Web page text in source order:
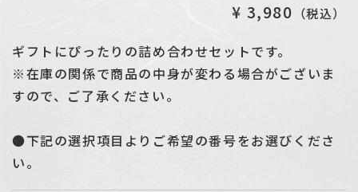
¥ 3,980 （税込）
ギフトにぴったりの詰め合わせセットです。
※在庫の関係で商品の中身が変わる場合がございま
すので、ご了承ください。
●下記の選択項目よりご希望の番号をお選びくださ
い。